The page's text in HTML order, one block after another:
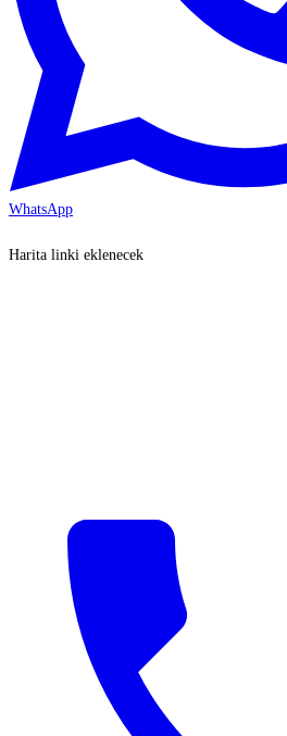
WhatsApp
Harita linki eklenecek